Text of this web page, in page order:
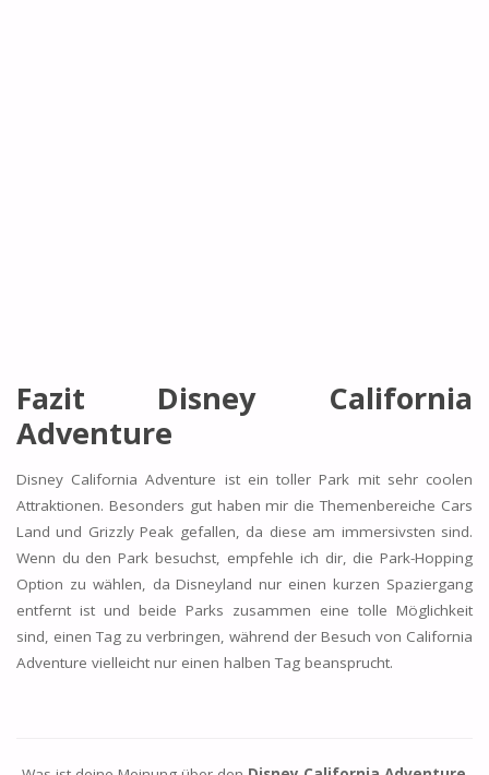
Fazit Disney California
Adventure
Disney California Adventure ist ein toller Park mit sehr coolen
Attraktionen. Besonders gut haben mir die Themenbereiche Cars
Land und Grizzly Peak gefallen, da diese am immersivsten sind.
Wenn du den Park besuchst, empfehle ich dir, die Park-Hopping
Option zu wählen, da Disneyland nur einen kurzen Spaziergang
entfernt ist und beide Parks zusammen eine tolle Möglichkeit
sind, einen Tag zu verbringen, während der Besuch von California
Adventure vielleicht nur einen halben Tag beansprucht.